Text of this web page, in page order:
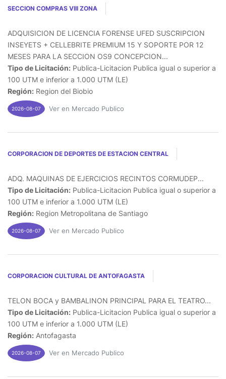
SECCION COMPRAS VIII ZONA
ADQUISICION DE LICENCIA FORENSE UFED SUSCRIPCION
INSEYETS + CELLEBRITE PREMIUM 15 Y SOPORTE POR 12
MESES PARA LA SECCION OS9 CONCEPCION...
Tipo de Licitación: Publica-Licitacion Publica igual o superior a
100 UTM e inferior a 1.000 UTM (LE)
Región: Region del Biobio
2026-08-07 Ver en Mercado Publico
CORPORACION DE DEPORTES DE ESTACION CENTRAL
ADQ. MAQUINAS DE EJERCICIOS RECINTOS CORMUDEP...
Tipo de Licitación: Publica-Licitacion Publica igual o superior a
100 UTM e inferior a 1.000 UTM (LE)
Región: Region Metropolitana de Santiago
2026-08-07 Ver en Mercado Publico
CORPORACION CULTURAL DE ANTOFAGASTA
TELON BOCA y BAMBALINON PRINCIPAL PARA EL TEATRO...
Tipo de Licitación: Publica-Licitacion Publica igual o superior a
100 UTM e inferior a 1.000 UTM (LE)
Región: Antofagasta
2026-08-07 Ver en Mercado Publico